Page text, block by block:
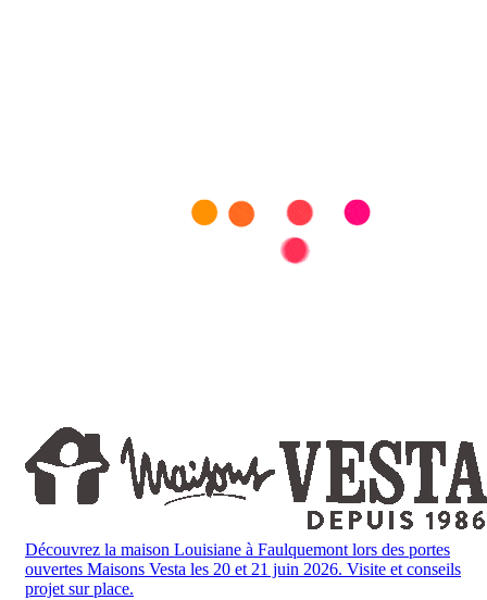
Découvrez la maison Louisiane à Faulquemont lors des portes
ouvertes Maisons Vesta les 20 et 21 juin 2026. Visite et conseils
projet sur place.